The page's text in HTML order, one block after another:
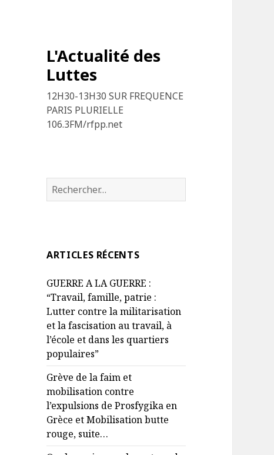
L'Actualité des
Luttes
12H30-13H30 SUR FREQUENCE
PARIS PLURIELLE
106.3FM/rfpp.net
R
e
r
h
e
r
:
ARTICLES RÉCENTS
GUERRE A LA GUERRE :
“Travail, famille, patrie :
Lutter contre la militarisation
et la fascisation au travail, à
l’école et dans les quartiers
populaires”
Grève de la faim et
mobilisation contre
l’expulsions de Prosfygika en
Grèce et Mobilisation butte
rouge, suite…